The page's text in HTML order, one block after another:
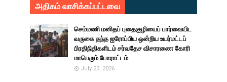
அதிகம் வாசிக்கப்பட்டவை
செம்மணி மனிதப் புதைகுழியைப் பார்வையிட
வருகை தந்த ஐரோப்பிய ஒன்றிய உயர்மட்டப்
பிரதிநிதிகளிடம் சர்வதேச விசாரணை கோரி
மாபெரும் போராட்டம்
July 23, 2026